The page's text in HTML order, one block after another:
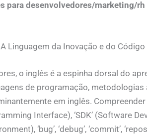
para desenvolvedores/marketing/rh
Linguagem da Inovação e do Código
o inglês é a espinha dorsal do
de programação,
em inglês. Compreender
Interface), ‘SDK’ (Software
‘bug’, ‘debug’, ‘commit’,